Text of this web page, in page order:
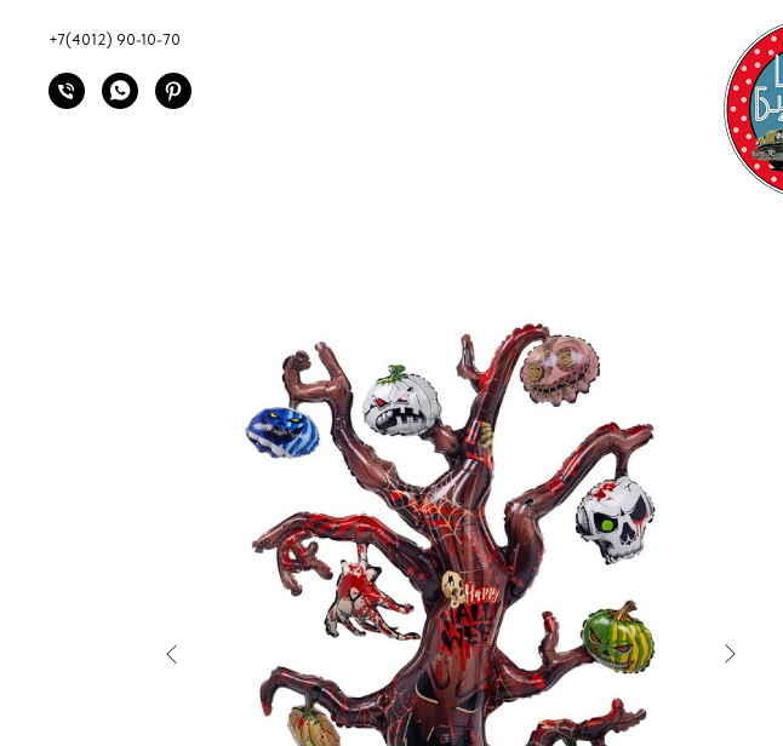
+7(4012) 90-10-70